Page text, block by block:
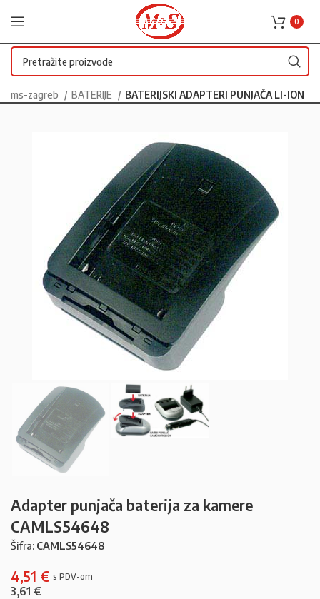
0
ms-zagreb BATERIJE BATERIJSKI ADAPTERI PUNJAČA LI-ION
Adapter punjača baterija za kamere
CAMLS54648
Šifra: CAMLS54648
4,51 €
3,61 €